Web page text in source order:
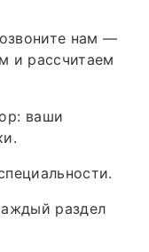
нам —
и рассчитаем
ваши
раздел